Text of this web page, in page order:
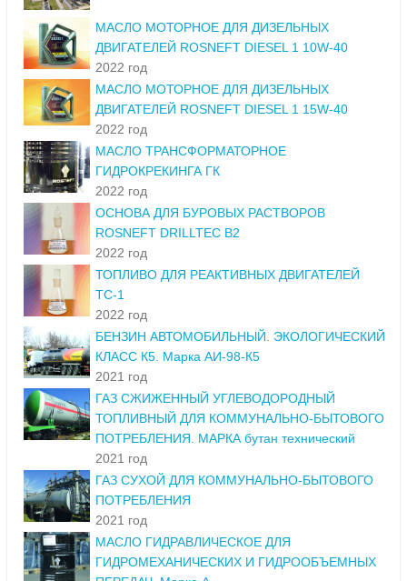
МАСЛО МОТОРНОЕ ДЛЯ ДИЗЕЛЬНЫХ
ДВИГАТЕЛЕЙ ROSNEFT DIESEL 1 10W-40
2022 год
МАСЛО МОТОРНОЕ ДЛЯ ДИЗЕЛЬНЫХ
ДВИГАТЕЛЕЙ ROSNEFT DIESEL 1 15W-40
2022 год
МАСЛО ТРАНСФОРМАТОРНОЕ
ГИДРОКРЕКИНГА ГК
2022 год
ОСНОВА ДЛЯ БУРОВЫХ РАСТВОРОВ
ROSNEFT DRILLTEC B2
2022 год
ТОПЛИВО ДЛЯ РЕАКТИВНЫХ ДВИГАТЕЛЕЙ
ТС-1
2022 год
БЕНЗИН АВТОМОБИЛЬНЫЙ. ЭКОЛОГИЧЕСКИЙ
КЛАСС К5. Марка АИ-98-К5
2021 год
ГАЗ СЖИЖЕННЫЙ УГЛЕВОДОРОДНЫЙ
ТОПЛИВНЫЙ ДЛЯ КОММУНАЛЬНО-БЫТОВОГО
ПОТРЕБЛЕНИЯ. МАРКА бутан технический
2021 год
ГАЗ СУХОЙ ДЛЯ КОММУНАЛЬНО-БЫТОВОГО
ПОТРЕБЛЕНИЯ
2021 год
МАСЛО ГИДРАВЛИЧЕСКОЕ ДЛЯ
ГИДРОМЕХАНИЧЕСКИХ И ГИДРООБЪЕМНЫХ